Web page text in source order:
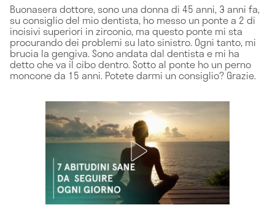
Buonasera dottore, sono una donna di 45 anni, 3 anni fa,
su consiglio del mio dentista, ho messo un ponte a 2 di
incisivi superiori in zirconio, ma questo ponte mi sta
procurando dei problemi su lato sinistro. Ogni tanto, mi
brucia la gengiva. Sono andata dal dentista e mi ha
detto che va il cibo dentro. Sotto al ponte ho un perno
moncone da 15 anni. Potete darmi un consiglio? Grazie.